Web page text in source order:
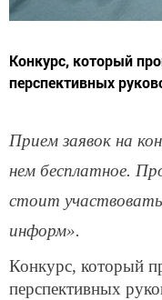
Конкурс, который
перспективных
Прием заявок на
нем бесплатное.
стоит
информ».
Конкурс, который
перспективных